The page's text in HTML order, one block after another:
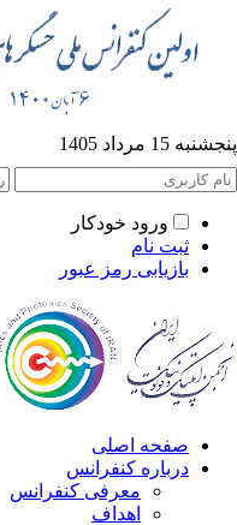
15 مرداد 1405
ورود خودکار
ثبت نام
بازیابی رمز عبور
صفحه اصلی
درباره کنفرانس
معرفی کنفرانس
اهداف